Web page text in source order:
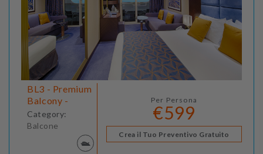
BL3 - Premium
Balcony -
Category:
Balcone
Per Persona
€599
Crea il Tuo Preventivo Gratuito